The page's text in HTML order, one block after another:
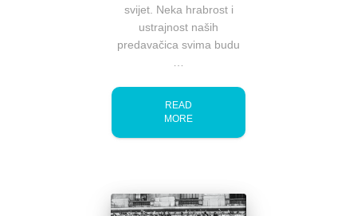
svijet. Neka hrabrost i
ustrajnost naših
predavačica svima budu
READ
MORE